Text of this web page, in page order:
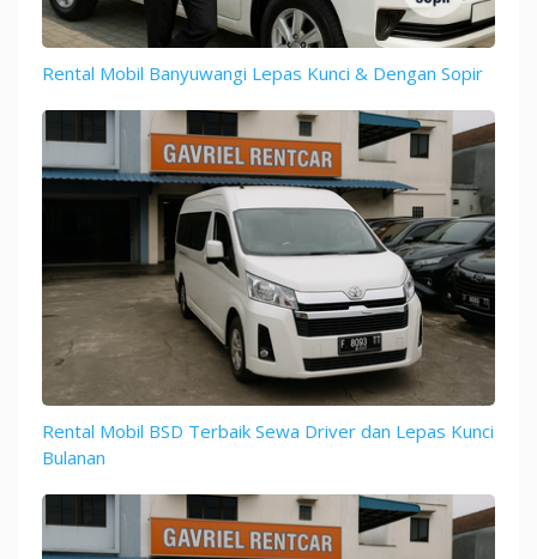
Rental Mobil Banyuwangi Lepas Kunci & Dengan Sopir
Rental Mobil BSD Terbaik Sewa Driver dan Lepas Kunci
Bulanan